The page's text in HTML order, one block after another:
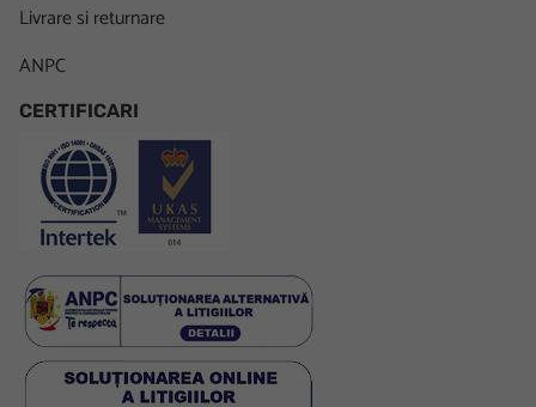
Livrare si returnare
ANPC
CERTIFICARI